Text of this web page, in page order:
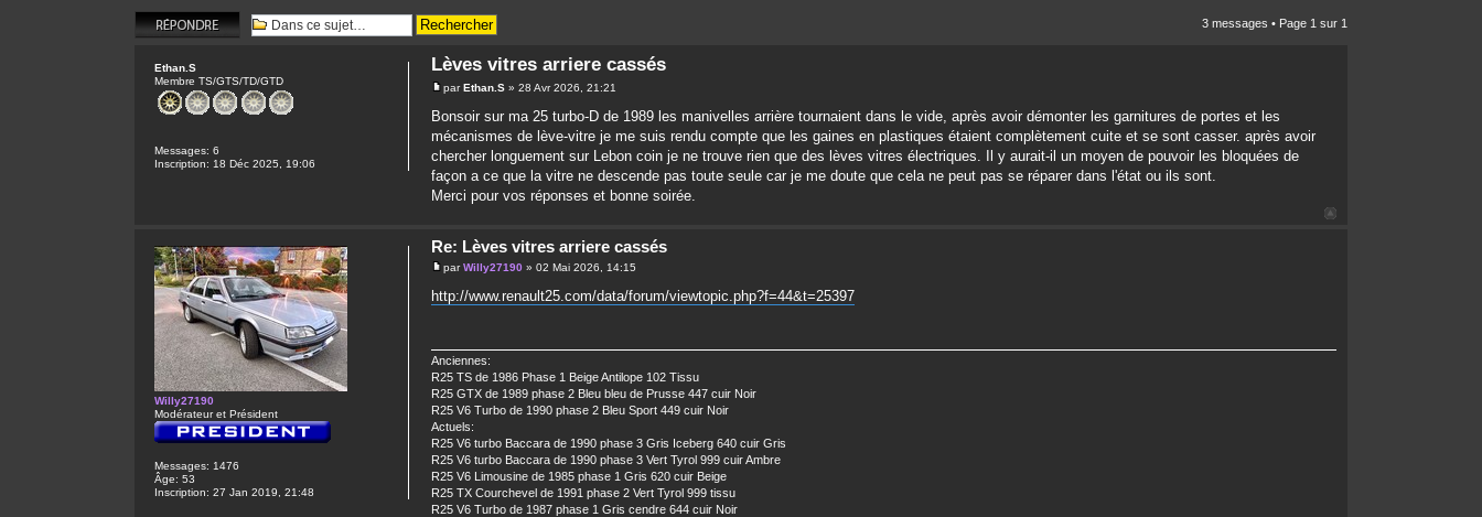
Répondre 3 messages • Page 1 sur 1
Lèves vitres arriere cassés
parEthan.S » 28 Avr 2026, 21:21
Bonsoir sur ma 25 turbo-D de 1989 les manivelles arrière tournaient dans le vide, après avoir démonter les garnitures de portes et les
mécanismes de lève-vitre je me suis rendu compte que les gaines en plastiques étaient complètement cuite et se sont casser. après avoir
chercher longuement sur Lebon coin je ne trouve rien que des lèves vitres électriques. Il y aurait-il un moyen de pouvoir les bloquées de
façon a ce que la vitre ne descende pas toute seule car je me doute que cela ne peut pas se réparer dans l'état ou ils sont.
Merci pour vos réponses et bonne soirée.
Ethan.S
Membre TS/GTS/TD/GTD
Messages: 6
Inscription: 18 Déc 2025, 19:06
Re: Lèves vitres arriere cassés
parWilly27190 » 02 Mai 2026, 14:15
http://www.renault25.com/data/forum/viewtopic.php?f=44&t=25397
Anciennes:
R25 TS de 1986 Phase 1 Beige Antilope 102 Tissu
R25 GTX de 1989 phase 2 Bleu bleu de Prusse 447 cuir Noir
R25 V6 Turbo de 1990 phase 2 Bleu Sport 449 cuir Noir
Actuels:
R25 V6 turbo Baccara de 1990 phase 3 Gris Iceberg 640 cuir Gris
R25 V6 turbo Baccara de 1990 phase 3 Vert Tyrol 999 cuir Ambre
R25 V6 Limousine de 1985 phase 1 Gris 620 cuir Beige
R25 TX Courchevel de 1991 phase 2 Vert Tyrol 999 tissu
R25 V6 Turbo de 1987 phase 1 Gris cendre 644 cuir Noir
Willy27190
Modérateur et Président
Messages: 1476
Âge: 53
Inscription: 27 Jan 2019, 21:48